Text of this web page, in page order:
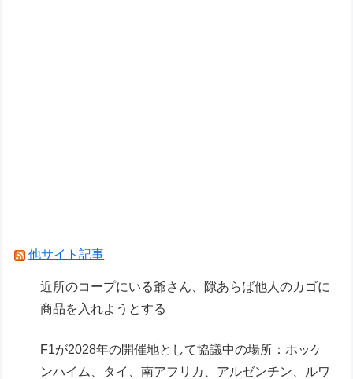
他サイト記事
近所のコープにいる爺さん、隙あらば他人のカゴに
商品を入れようとする
F1が2028年の開催地として協議中の場所：ホッケ
ンハイム、タイ、南アフリカ、アルゼンチン、ルワ